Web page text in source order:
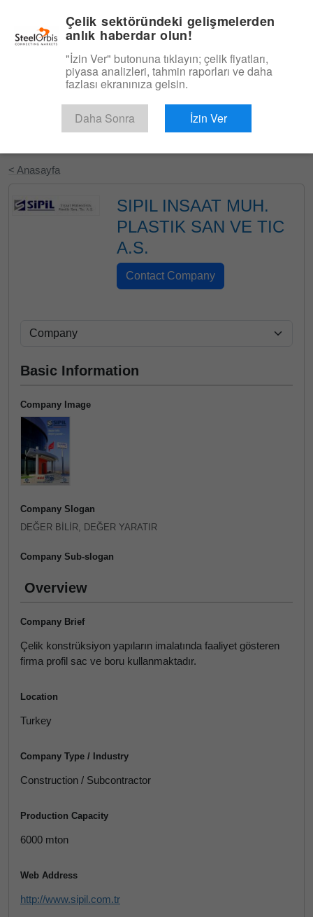
Ücretsiz Deneyin
< Anasayfa
SIPIL INSAAT MUH.
PLASTIK SAN VE TIC
A.S.
Basic Information
Company Image
Company Slogan
DEĞER BİLİR, DEĞER YARATIR
Company Sub-slogan
Overview
Company Brief
Çelik konstrüksiyon yapıların imalatında faaliyet gösteren
firma profil sac ve boru kullanmaktadır.
Location
Turkey
Company Type / Industry
Construction / Subcontractor
Production Capacity
6000 mton
Web Address
http://www.sipil.com.tr
Çelik sektöründeki gelişmelerden
anlık haberdar olun!
"İzin Ver" butonuna tıklayın; çelik fiyatları,
piyasa analizleri, tahmin raporları ve daha
fazlası ekranınıza gelsin.
Daha Sonra İzin Ver